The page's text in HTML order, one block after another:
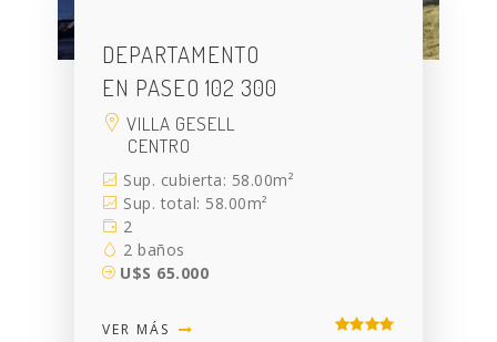
DEPARTAMENTO
EN PASEO 102 300
VILLA GESELL
CENTRO
Sup. cubierta: 58.00m²
Sup. total: 58.00m²
2
2 baños
U$S 65.000
VER MÁS